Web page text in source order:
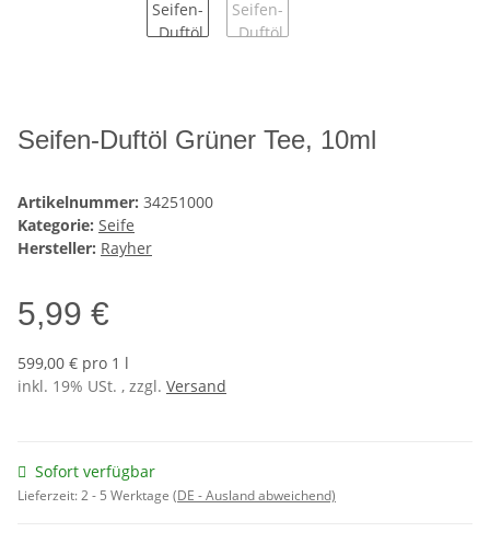
Seifen-Duftöl Grüner Tee, 10ml
Artikelnummer: 34251000
Kategorie: Seife
Hersteller: Rayher
5,99 €
599,00 € pro 1 l
inkl. 19% USt. , zzgl. Versand
Sofort verfügbar
Lieferzeit:2 - 5 Werktage (DE - Ausland abweichend)